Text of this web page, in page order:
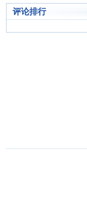
评论排行